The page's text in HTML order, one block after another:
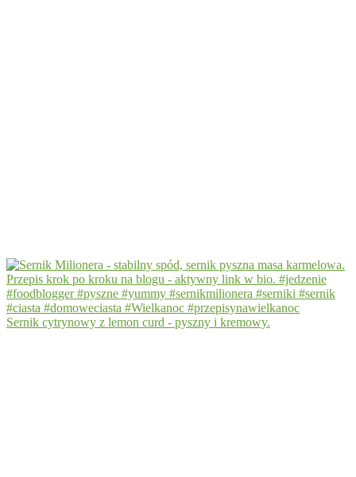
Sernik cytrynowy z lemon curd - pyszny i kremowy.